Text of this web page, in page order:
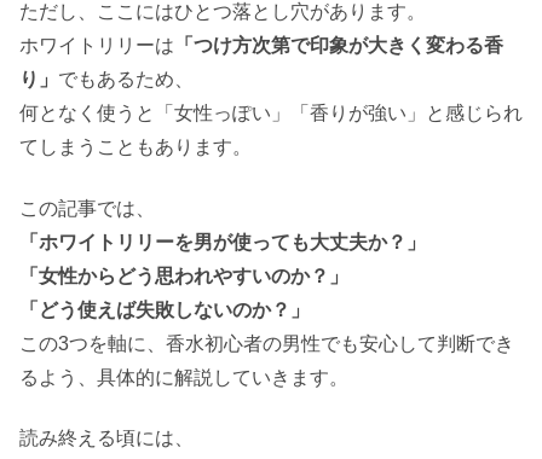
ただし、ここにはひとつ落とし穴があります。
ホワイトリリーは 「つけ方次第で印象が大きく変わる香
り」 でもあるため、
何となく使うと「女性っぽい」「香りが強い」と感じられ
てしまうこともあります。
この記事では、
「ホワイトリリーを男が使っても大丈夫か？」
「女性からどう思われやすいのか？」
「どう使えば失敗しないのか？」
この3つを軸に、香水初心者の男性でも安心して判断でき
るよう、具体的に解説していきます。
読み終える頃には、